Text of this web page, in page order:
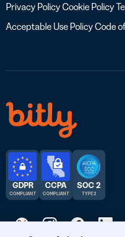
Privacy PolicyCookie Policy
Acceptable Use PolicyCode
GDPR
COMPLIANT
CCPA
COMPLIANT
SOC 2
TYPE 2